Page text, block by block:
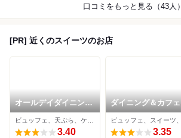
口コミをもっと見る（43人）
[PR] 近くのスイーツのお店
オールデイダイニング
グランデュール (札幌
プリンスホテル)
3.40
ダイニング＆カフェ
ランデブーラウンジ
3.35